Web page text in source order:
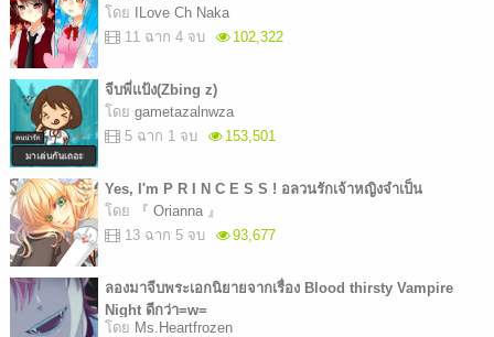
โดย
ILove Ch Naka
11 ฉาก 4 จบ
102,322
จีบพี่แป้ง(Zbing z)
โดย gametazalnwza
5 ฉาก 1 จบ
153,501
Yes, I'm P R I N C E S S ! อลวนรักเจ้าหญิงจำเป็น
โดย
『 Orianna 』
13 ฉาก 5 จบ
93,677
ลองมาจีบพระเอกนิยายจากเรื่อง Blood thirsty Vampire
Night ดีกว่า=w=
โดย Ms.Heartfrozen